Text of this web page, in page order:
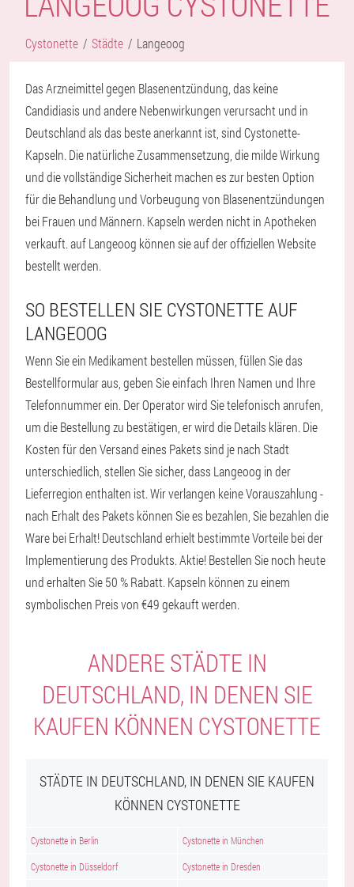
Cystonette Städte Langeoog
Das Arzneimittel gegen Blasenentzündung, das keine
Candidiasis und andere Nebenwirkungen verursacht und in
Deutschland als das beste anerkannt ist, sind Cystonette-
Kapseln. Die natürliche Zusammensetzung, die milde Wirkung
und die vollständige Sicherheit machen es zur besten Option
für die Behandlung und Vorbeugung von Blasenentzündungen
bei Frauen und Männern. Kapseln werden nicht in Apotheken
verkauft. auf Langeoog können sie auf der offiziellen Website
bestellt werden.
SO BESTELLEN SIE CYSTONETTE AUF
LANGEOOG
Wenn Sie ein Medikament bestellen müssen, füllen Sie das
Bestellformular aus, geben Sie einfach Ihren Namen und Ihre
Telefonnummer ein. Der Operator wird Sie telefonisch anrufen,
um die Bestellung zu bestätigen, er wird die Details klären. Die
Kosten für den Versand eines Pakets sind je nach Stadt
unterschiedlich, stellen Sie sicher, dass Langeoog in der
Lieferregion enthalten ist. Wir verlangen keine Vorauszahlung -
nach Erhalt des Pakets können Sie es bezahlen, Sie bezahlen die
Ware bei Erhalt! Deutschland erhielt bestimmte Vorteile bei der
Implementierung des Produkts. Aktie! Bestellen Sie noch heute
und erhalten Sie 50 % Rabatt. Kapseln können zu einem
symbolischen Preis von €49 gekauft werden.
ANDERE STÄDTE IN
DEUTSCHLAND, IN DENEN SIE
KAUFEN KÖNNEN CYSTONETTE
STÄDTE IN DEUTSCHLAND, IN DENEN SIE KAUFEN
KÖNNEN CYSTONETTE
Cystonette in Berlin Cystonette in München
Cystonette in Düsseldorf Cystonette in Dresden